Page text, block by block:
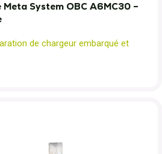
System OBC A6MC30 –
de chargeur embarqué et